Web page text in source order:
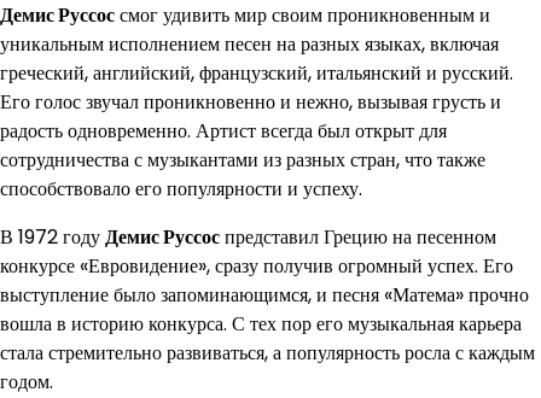
Демис Руссоссмог удивить мир своим проникновенным и
уникальным исполнением песен на разных языках, включая
греческий, английский, французский, итальянский и русский.
Его голос звучал проникновенно и нежно, вызывая грусть и
радость одновременно. Артист всегда был открыт для
сотрудничества с музыкантами из разных стран, что также
способствовало его популярности и успеху.
В 1972 годуДемис Руссоспредставил Грецию на песенном
конкурсе «Евровидение», сразу получив огромный успех. Его
выступление было запоминающимся, и песня «Матема» прочно
вошла в историю конкурса. С тех пор его музыкальная карьера
стала стремительно развиваться, а популярность росла с каждым
годом.